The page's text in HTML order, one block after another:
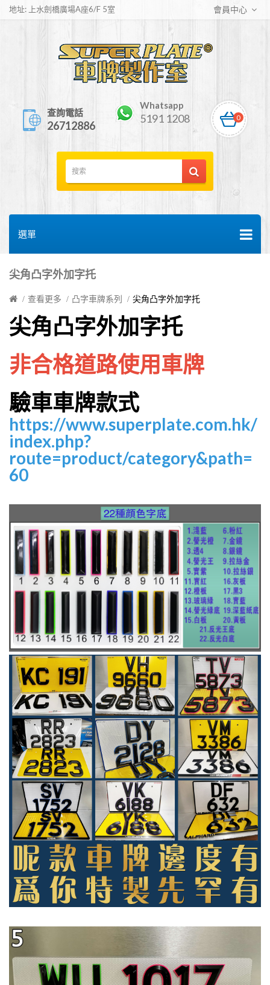
地址: 上水劍橋廣場A座6/F 5室 會員中心
查詢電話
26712886
Whatsapp
5191 1208 0
選單
尖角凸字外加字托
查看更多 凸字車牌系列 尖角凸字外加字托
尖角凸字外加字托
非合格道路使用車牌
驗車車牌款式
https://www.superplate.com.hk/
index.php?
route=product/category&path=
60